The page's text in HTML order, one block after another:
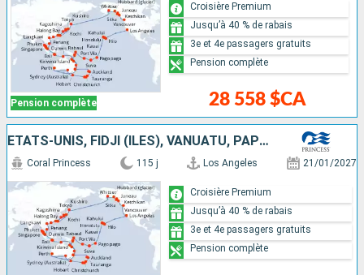
Pension complète 28 558 $CA
Croisière Premium
Jusqu’à 40 % de rabais
3e et 4e passagers gratuits
Pension complète
ÉTATS-UNIS, FIDJI (ÎLES), VANUATU, PAPOUASIE-NOUVELLE-GUINÉE, NOUVELLE-ZÉLANDE, AUSTRALIE, INDONÉSIE, SINGAPOUR, THAÏLANDE, MALAISIE, VIETNAM, CHINE, TAÏWAN, JAPON, CANADA
Coral Princess 115 j Los Angeles 21/01/2027
Croisière Premium
Jusqu’à 40 % de rabais
3e et 4e passagers gratuits
Pension complète